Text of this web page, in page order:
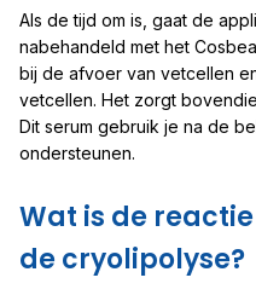
Als de tijd om is, gaat de
nabehandeld met het
bij de afvoer van vetcellen
vetcellen. Het zorgt
Dit serum gebruik je na de
ondersteunen.
Wat is de
de cryolipolyse?